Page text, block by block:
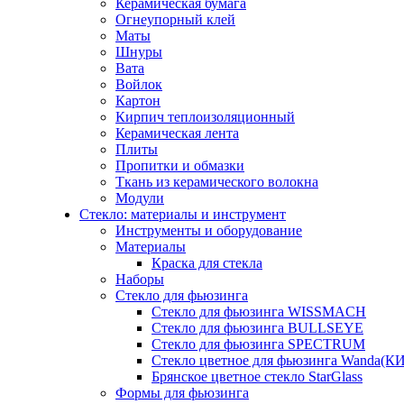
Керамическая бумага
Огнеупорный клей
Маты
Шнуры
Вата
Войлок
Картон
Кирпич теплоизоляционный
Керамическая лента
Плиты
Пропитки и обмазки
Ткань из керамического волокна
Модули
Стекло: материалы и инструмент
Инструменты и оборудование
Материалы
Краска для стекла
Наборы
Стекло для фьюзинга
Стекло для фьюзинга WISSMACH
Стекло для фьюзинга BULLSEYE
Стекло для фьюзинга SPECTRUM
Стекло цветное для фьюзинга
Брянское цветное стекло StarGlass
Формы для фьюзинга